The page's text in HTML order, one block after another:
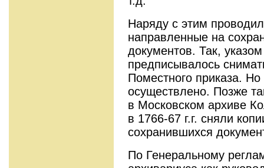
Наряду с этим
направленные на
документов. Так,
предписывалось
Поместного приказа.
осуществлено. Позже
в Московском архиве
в 1766-67 г.г. сняли
сохранившихся
По Генеральному